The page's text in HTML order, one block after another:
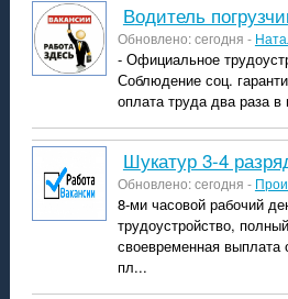
водитель
Обновлено: сегодня -
- Официальное
Соблюдение соц.
оплата труда два раза
шукатур 3-4
Обновлено: сегодня -
8-ми часовой рабочий
трудоустройство,
своевременная выплата
пл...